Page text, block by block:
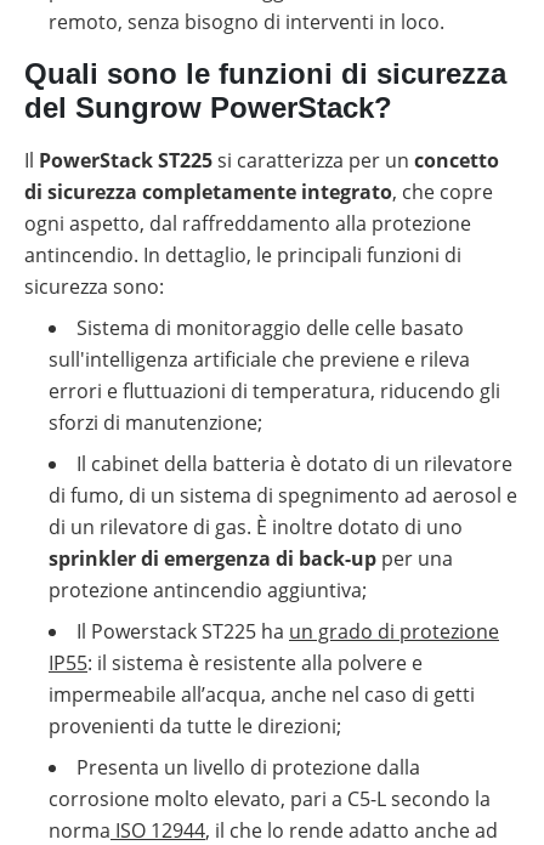
remoto, senza bisogno di interventi in loco.
Quali sono le funzioni di sicurezza
del Sungrow PowerStack?
Il PowerStack ST225si caratterizza per un concetto
di sicurezza completamente integrato, che copre
ogni aspetto, dal raffreddamento alla protezione
antincendio. In dettaglio, le principali funzioni di
sicurezza sono:
Sistema di monitoraggio delle celle basato
sull'intelligenza artificiale che previene e rileva
errori e fluttuazioni di temperatura, riducendo gli
sforzi di manutenzione;
Il cabinet della batteria è dotato di un rilevatore
di fumo, di un sistema di spegnimento ad aerosol e
di un rilevatore di gas. È inoltre dotato di uno
sprinkler di emergenza di back-up per una
protezione antincendio aggiuntiva;
Il Powerstack ST225 ha un grado di protezione
IP55: il sistema è resistente alla polvere e
impermeabile all’acqua, anche nel caso di getti
provenienti da tutte le direzioni;
Presenta un livello di protezione dalla
corrosione molto elevato, pari a C5-L secondo la
norma ISO 12944, il che lo rende adatto anche ad